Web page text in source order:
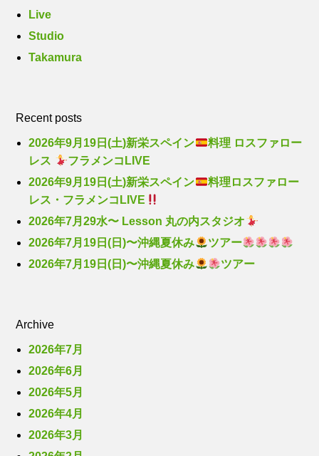
Live
Studio
Takamura
Recent posts
2026年9月19日(土)新栄スペイン
料理 ロスファロー
レス
フラメンコLIVE
2026年9月19日(土)新栄スペイン
料理ロスファロー
レス・フラメンコLIVE
2026年7月29水〜 Lesson 丸の内スタジオ
2026年7月19日(日)〜沖縄夏休み
ツアー
2026年7月19日(日)〜沖縄夏休み
ツアー
Archive
2026年7月
2026年6月
2026年5月
2026年4月
2026年3月